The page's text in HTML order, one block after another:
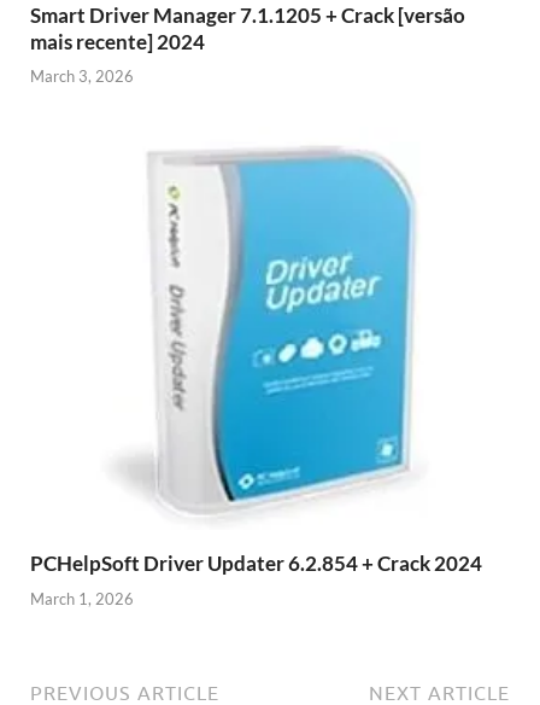
Smart Driver Manager 7.1.1205 + Crack [versão
mais recente] 2024
March 3, 2026
PCHelpSoft Driver Updater 6.2.854 + Crack 2024
March 1, 2026
PREVIOUS ARTICLE NEXT ARTICLE